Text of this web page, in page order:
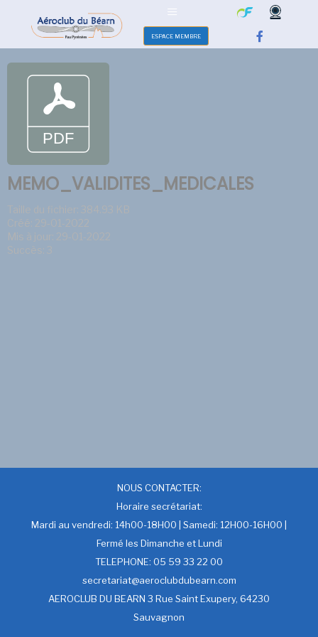
ESPACE MEMBRE
MEMO_VALIDITES_MEDICALES
Taille du fichier: 384.93 KB
Créé: 29-01-2022
Mis à jour: 29-01-2022
Succès: 3
NOUS CONTACTER:
Horaire secrétariat:
Mardi au vendredi: 14h00-18H00 | Samedi: 12H00-16H00 |
Fermé les Dimanche et Lundi
TELEPHONE: 05 59 33 22 00
secretariat@aeroclubdubearn.com
AEROCLUB DU BEARN 3 Rue Saint Exupery, 64230
Sauvagnon